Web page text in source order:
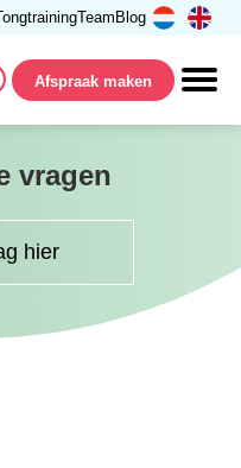
Team Blog
Afspraak maken
vragen